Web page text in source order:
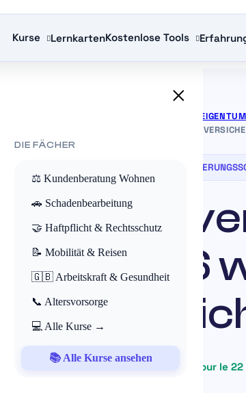
Kurse LernkartenKostenlose Tools
×
DIE FÄCHER
⚖️ Kundenberatung Wohnen
🚗 Schadenbearbeitung
🤝 Haftpflicht & Rechtsschutz
📝 Mobilität & Reisen
🇬🇧 Arbeitskraft & Gesundheit
📞 Altersvorsorge
💻 Alle Kurse →
📚 Alle Kurse ansehen
VERSICHERUNGSSCHUTZ FÜR EIGENTUM
Sie 2026
Mis à jour le